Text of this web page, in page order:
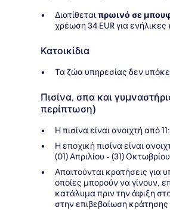
Διατίθεταιπρωινό σε
χρέωση 34 EUR για ενήλικες
Κατοικίδια
Τα ζώα υπηρεσίας δεν
Πισίνα, σπα και
περίπτωση)
Η πισίνα είναι ανοιχτή από
Η εποχική πισίνα είναι
(01) Απριλίου - (31) Οκτωβρίου
Απαιτούνται κρατήσεις για
οποίες μπορούν να γίνουν,
κατάλυμα πριν την άφιξη
στην επιβεβαίωση κράτησης